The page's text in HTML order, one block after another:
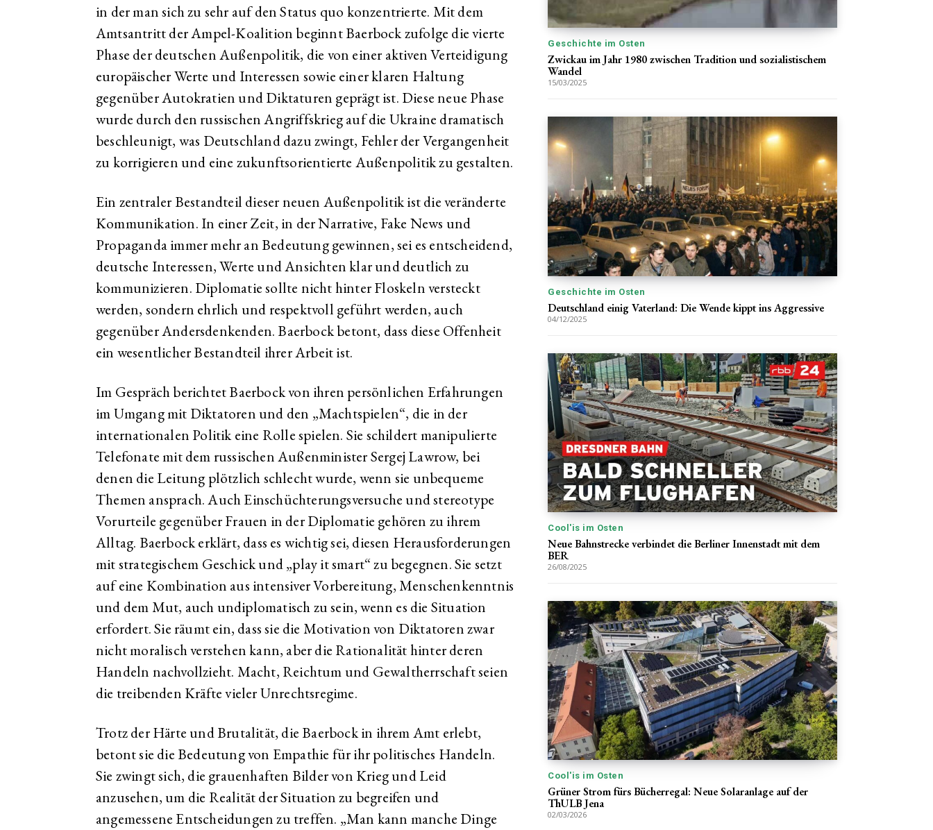
in der man sich zu sehr auf den Status quo konzentrierte. Mit dem
Amtsantritt der Ampel-Koalition beginnt Baerbock zufolge die vierte
Phase der deutschen Außenpolitik, die von einer aktiven Verteidigung
europäischer Werte und Interessen sowie einer klaren Haltung
gegenüber Autokratien und Diktaturen geprägt ist. Diese neue Phase
wurde durch den russischen Angriffskrieg auf die Ukraine dramatisch
beschleunigt, was Deutschland dazu zwingt, Fehler der Vergangenheit
zu korrigieren und eine zukunftsorientierte Außenpolitik zu gestalten.
Ein zentraler Bestandteil dieser neuen Außenpolitik ist die veränderte
Kommunikation. In einer Zeit, in der Narrative, Fake News und
Propaganda immer mehr an Bedeutung gewinnen, sei es entscheidend,
deutsche Interessen, Werte und Ansichten klar und deutlich zu
kommunizieren. Diplomatie sollte nicht hinter Floskeln versteckt
werden, sondern ehrlich und respektvoll geführt werden, auch
gegenüber Andersdenkenden. Baerbock betont, dass diese Offenheit
ein wesentlicher Bestandteil ihrer Arbeit ist.
Im Gespräch berichtet Baerbock von ihren persönlichen Erfahrungen
im Umgang mit Diktatoren und den „Machtspielen“, die in der
internationalen Politik eine Rolle spielen. Sie schildert manipulierte
Telefonate mit dem russischen Außenminister Sergej Lawrow, bei
denen die Leitung plötzlich schlecht wurde, wenn sie unbequeme
Themen ansprach. Auch Einschüchterungsversuche und stereotype
Vorurteile gegenüber Frauen in der Diplomatie gehören zu ihrem
Alltag. Baerbock erklärt, dass es wichtig sei, diesen Herausforderungen
mit strategischem Geschick und „play it smart“ zu begegnen. Sie setzt
auf eine Kombination aus intensiver Vorbereitung, Menschenkenntnis
und dem Mut, auch undiplomatisch zu sein, wenn es die Situation
erfordert. Sie räumt ein, dass sie die Motivation von Diktatoren zwar
nicht moralisch verstehen kann, aber die Rationalität hinter deren
Handeln nachvollzieht. Macht, Reichtum und Gewaltherrschaft seien
die treibenden Kräfte vieler Unrechtsregime.
Trotz der Härte und Brutalität, die Baerbock in ihrem Amt erlebt,
betont sie die Bedeutung von Empathie für ihr politisches Handeln.
Sie zwingt sich, die grauenhaften Bilder von Krieg und Leid
anzusehen, um die Realität der Situation zu begreifen und
angemessene Entscheidungen zu treffen. „Man kann manche Dinge
Geschichte im Osten
Zwickau im Jahr 1980 zwischen Tradition und sozialistischem
Wandel
15/03/2025
Geschichte im Osten
Deutschland einig Vaterland: Die Wende kippt ins Aggressive
04/12/2025
Cool'is im Osten
Neue Bahnstrecke verbindet die Berliner Innenstadt mit dem
BER
26/08/2025
Cool'is im Osten
Grüner Strom fürs Bücherregal: Neue Solaranlage auf der
ThULB Jena
02/03/2026